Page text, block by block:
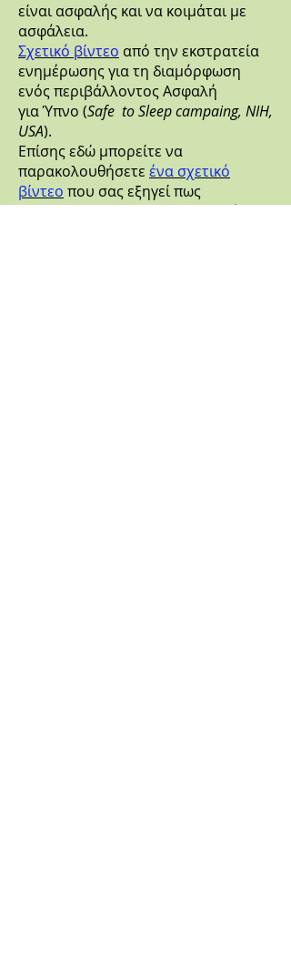
είναι ασφαλής και να κοιμάται με
ασφάλεια.
Σχετικό βίντεο από την εκστρατεία
ενημέρωσης για τη διαμόρφωση
ενός περιβάλλοντος Ασφαλή
για Ύπνο (Safe to Sleep campaing, ΝΙΗ,
USA).
Επίσης εδώ μπορείτε να
παρακολουθήσετε ένα σχετικό
βίντεο που σας εξηγεί πως
μπορούμε να διαμορφώσουμε ένα